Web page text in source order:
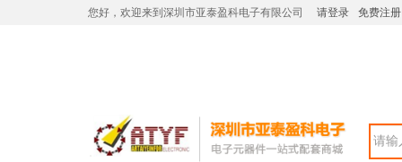
您好，欢迎来到深圳市亚泰盈科电子有限公司 请登录 免费注册